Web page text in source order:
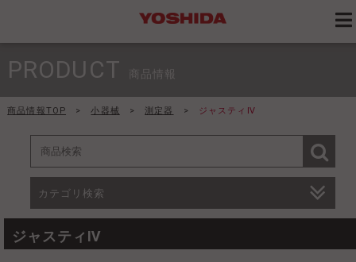
PRODUCT 商品情報
商品情報TOP > 小器械 > 測定器 > ジャスティⅣ
カテゴリ検索
ジャスティⅣ